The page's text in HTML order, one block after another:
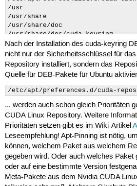
/usr
/usr/share
/usr/share/doc
/usr/share/doc/cuda-keyring
/usr/share/doc/cuda-keyring/
/usr/share/keyrings
/usr/share/keyrings/cuda-archive-
Nach der Installation des cuda-keyring
nicht nur der Sicherheitsschlüssel für
Repository installiert, sondern das
Quelle für DEB-Pakete für Ubuntu
/etc/apt/preferences.d/cuda-
... werden auch schon gleich Prioritäten
CUDA Linux Repository. Weitere
Prioritäten setzen gibt es im Wiki-Artikel
Leseempfehlung! Apt-Pinning ist nötig,
können, welchem Paket aus welchem
gegeben wird. Oder auch welches Paket
oder auf eine bestimmte Version
Meta-Pakete aus dem Nvidia CUDA